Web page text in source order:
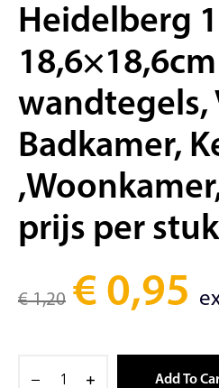
Heidelberg
wandtegels,
Badkamer,
prijs per stuk
€1,20 € 0,95
Add To